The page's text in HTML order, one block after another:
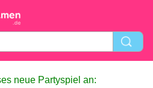
neue Partyspiel an: